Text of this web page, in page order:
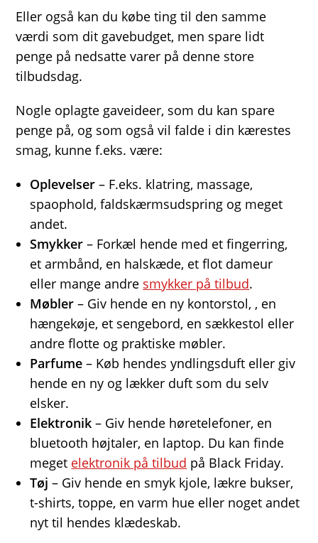
Eller også kan du købe ting til den samme
værdi som dit gavebudget, men spare lidt
penge på nedsatte varer på denne store
tilbudsdag.
Nogle oplagte gaveideer, som du kan spare
penge på, og som også vil falde i din kærestes
smag, kunne f.eks. være:
Oplevelser – F.eks. klatring, massage,
spaophold, faldskærmsudspring og meget
andet.
Smykker – Forkæl hende med et fingerring,
et armbånd, en halskæde, et flot dameur
eller mange andre smykker på tilbud.
Møbler– Giv hende en ny kontorstol, , en
hængekøje, et sengebord, en sækkestol eller
andre flotte og praktiske møbler.
Parfume – Køb hendes yndlingsduft eller giv
hende en ny og lækker duft som du selv
elsker.
Elektronik – Giv hende høretelefoner, en
bluetooth højtaler, en laptop. Du kan finde
meget elektronik på tilbud på Black Friday.
Tøj – Giv hende en smyk kjole, lækre bukser,
t-shirts, toppe, en varm hue eller noget andet
nyt til hendes klædeskab.